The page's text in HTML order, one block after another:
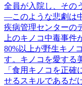
全員が入院し、その
—このような悲劇は
疾病管理センターの
上のキノコ中毒事
80%以上が野生キノ
す。キノコを愛する
「食用キノコを正
せるスキルであるだ